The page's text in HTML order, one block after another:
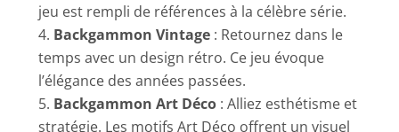
jeu est rempli de références à la célèbre série.
Backgammon Vintage : Retournez dans le
temps avec un design rétro. Ce jeu évoque
l’élégance des années passées.
Backgammon Art Déco : Alliez esthétisme et
stratégie. Les motifs Art Déco offrent un visuel